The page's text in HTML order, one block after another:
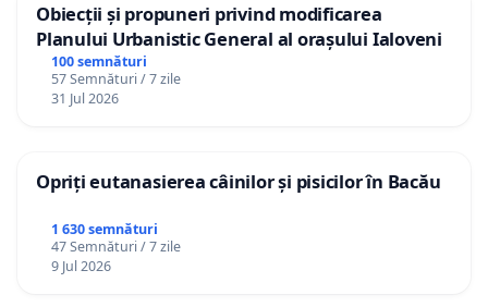
Obiecții și propuneri privind modificarea
Planului Urbanistic General al orașului Ialoveni
100 semnături
57 Semnături / 7 zile
31 Jul 2026
Opriți eutanasierea câinilor și pisicilor în Bacău
1 630 semnături
47 Semnături / 7 zile
9 Jul 2026